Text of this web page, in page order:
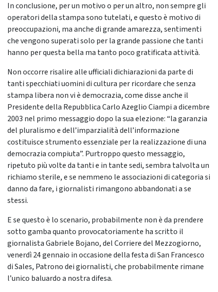
In conclusione, per un motivo o per un altro, non sempre gli
operatori della stampa sono tutelati, e questo è motivo di
preoccupazioni, ma anche di grande amarezza, sentimenti
che vengono superati solo per la grande passione che tanti
hanno per questa bella ma tanto poco gratificata attività.
Non occorre risalire alle ufficiali dichiarazioni da parte di
tanti specchiati uomini di cultura per ricordare che senza
stampa libera non vi è democrazia, come disse anche il
Presidente della Repubblica Carlo Azeglio Ciampi a dicembre
2003 nel primo messaggio dopo la sua elezione: “la garanzia
del pluralismo e dell’imparzialità dell’informazione
costituisce strumento essenziale per la realizzazione di una
democrazia compiuta”. Purtroppo questo messaggio,
ripetuto più volte da tanti e in tante sedi, sembra talvolta un
richiamo sterile, e se nemmeno le associazioni di categoria si
danno da fare, i giornalisti rimangono abbandonati a se
stessi.
E se questo è lo scenario, probabilmente non è da prendere
sotto gamba quanto provocatoriamente ha scritto il
giornalista Gabriele Bojano, del Corriere del Mezzogiorno,
venerdì 24 gennaio in occasione della festa di San Francesco
di Sales, Patrono dei giornalisti, che probabilmente rimane
l’unico baluardo a nostra difesa.